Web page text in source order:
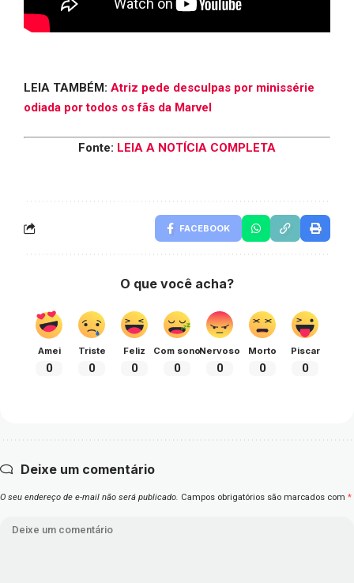
LEIA TAMBÉM: Atriz pede desculpas por minissérie
odiada por todos os fãs da Marvel
Fonte: LEIA A NOTÍCIA COMPLETA
FACEBOOK
O que você acha?
Amei
0
Triste
0
Feliz
0
Com sono
0
Nervoso
0
Morto
0
Piscar
0
Deixe um comentário
O seu endereço de e-mail não será publicado. Campos obrigatórios são marcados com *